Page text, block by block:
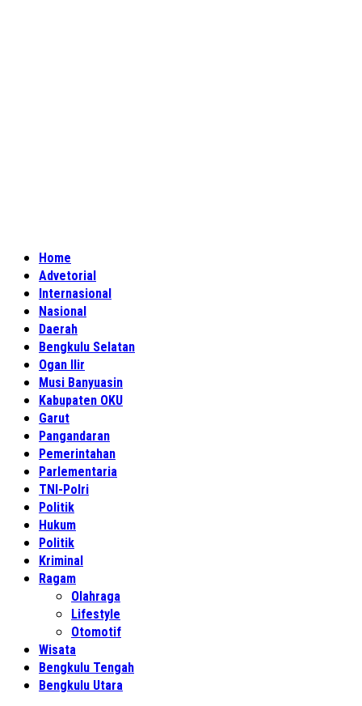
Home
Advetorial
Internasional
Nasional
Daerah
Bengkulu Selatan
Ogan Ilir
Musi Banyuasin
Kabupaten OKU
Garut
Pangandaran
Pemerintahan
Parlementaria
TNI-Polri
Politik
Hukum
Politik
Kriminal
Ragam
Olahraga
Lifestyle
Otomotif
Wisata
Bengkulu Tengah
Bengkulu Utara